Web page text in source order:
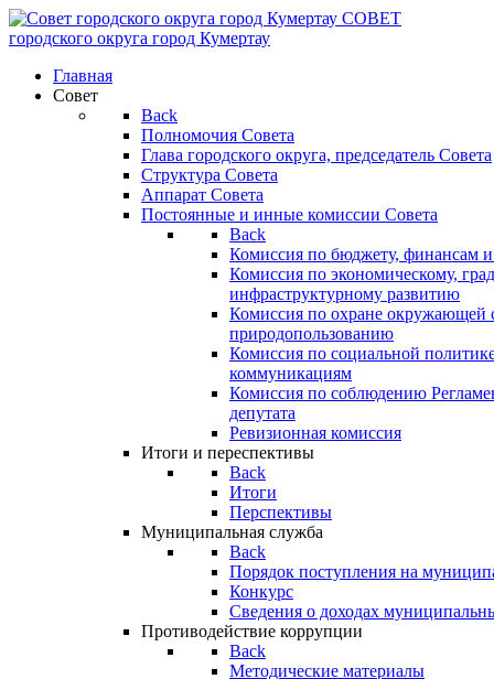
СОВЕТ
городского округа город Кумертау
Главная
Совет
Back
Полномочия Совета
Глава городского округа, председатель Совета
Структура Совета
Аппарат Совета
Постоянные и инные комиссии Совета
Back
Комиссия по бюджету, финансам и
Комиссия по экономическому,
инфраструктурному развитию
Комиссия по охране окружающей
природопользованию
Комиссия по социальной
коммуникациям
Комиссия по соблюдению
депутата
Ревизионная комиссия
Итоги и переспективы
Back
Итоги
Перспективы
Муниципальная служба
Back
Порядок поступления на
Конкурс
Сведения о доходах
Противодействие коррупции
Back
Методические материалы